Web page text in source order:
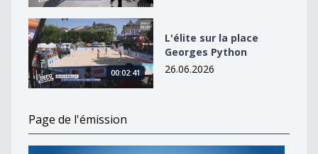
L&#039;élite sur la place Georges Python
00:02:41
L'élite sur la place
Georges Python
26.06.2026
Page de l'émission